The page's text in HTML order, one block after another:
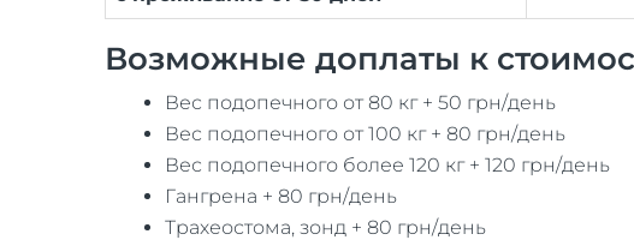
Возможные доплаты к
Вес подопечного от 80 кг + 50 грн/день
Вес подопечного от 100 кг + 80 грн/день
Вес подопечного более 120 кг + 120 грн/день
Гангрена + 80 грн/день
Трахеостома, зонд + 80 грн/день